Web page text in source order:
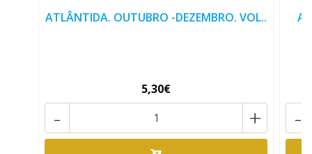
ATLÂNTIDA. OUTUBRO -DEZEMBRO. VOL..
5,30€
+
- -